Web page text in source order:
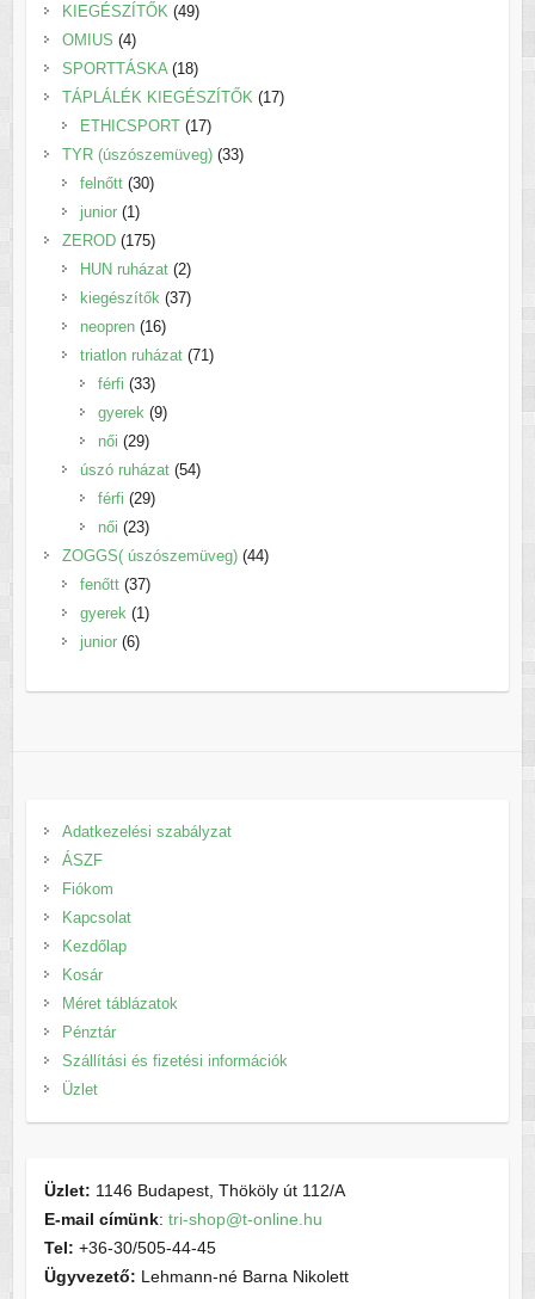
termék
KIEGÉSZÍTŐK 4949
OMIUS 44
termék
SPORTTÁSKA 1818
termék
TÁPLÁLÉK KIEGÉSZÍTŐK 1717
ETHICSPORT 1717
termék
TYR (úszószemüveg) 3333
felnőtt 3030
junior 11
termék
ZEROD 175175
termék
HUN ruházat 22
termék
kiegészítők 3737
neopren 1616
termék
triatlon ruházat 7171
férfi 3333
termék
gyerek 99
női 2929
termék
úszó ruházat 5454
férfi 2929
termék
női 2323
termék
ZOGGS( úszószemüveg) 4444
fenőtt 3737
termék
gyerek 11
junior 66
Adatkezelési szabályzat
ÁSZF
Fiókom
Kapcsolat
Kezdőlap
Kosár
Méret táblázatok
Pénztár
Szállítási és fizetési információk
Üzlet
Üzlet: 1146 Budapest, Thököly út 112/A
E-mail címünk: tri-shop@t-online.hu
Tel: +36-30/505-44-45
Ügyvezető: Lehmann-né Barna Nikolett